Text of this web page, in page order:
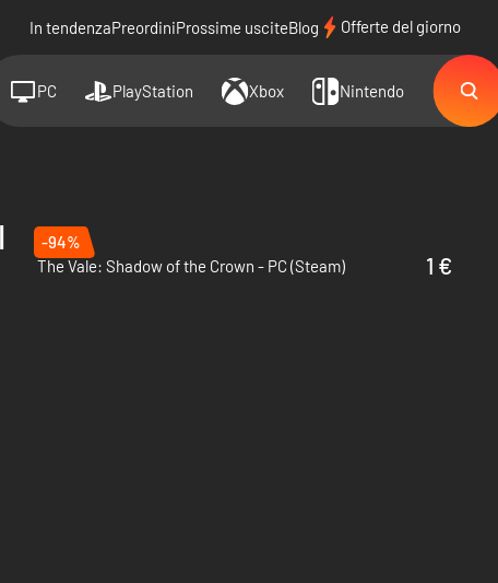
In tendenzaPreordiniProssime usciteBlog Offerte del giorno
PC PlayStation Xbox Nintendo
-94%
The Vale: Shadow of the Crown - PC (Steam)
1 €